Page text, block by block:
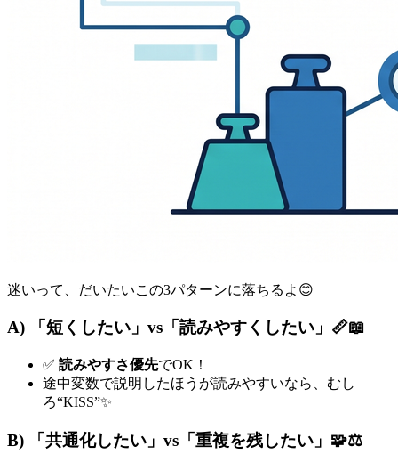
迷いって、だいたいこの3パターンに落ちるよ😊
A) 「短くしたい」vs「読みやすくしたい」📏📖
✅ 読みやすさ優先でOK！
途中変数で説明したほうが読みやすいなら、むし
ろ“KISS”✨
B) 「共通化したい」vs「重複を残したい」🧩⚖️